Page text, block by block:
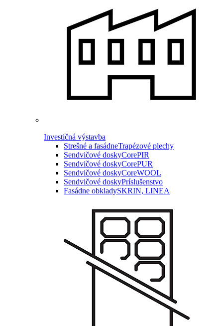
Investičná výstavba
Strešné a fasádneTrapézové plechy
Sendvičové doskyCorePIR
Sendvičové doskyCorePUR
Sendvičové doskyCoreWOOL
Sendvičové doskyPríslušenstvo
Fasádne obkladySKRIN, LINEA